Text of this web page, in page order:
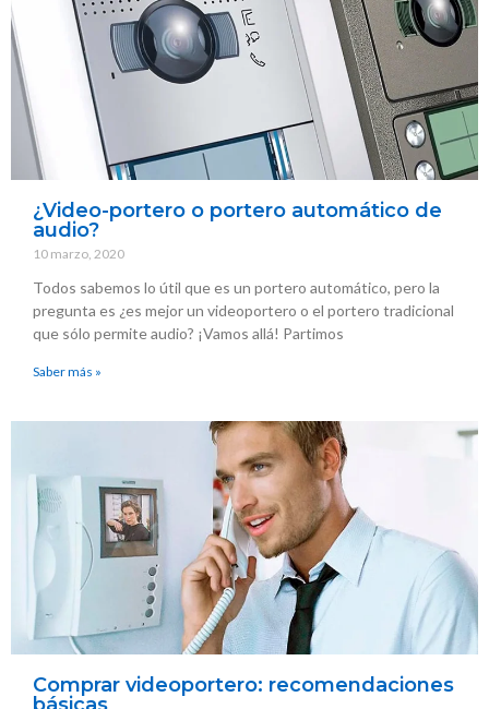
¿Video-portero o portero automático de
audio?
10 marzo, 2020
Todos sabemos lo útil que es un portero automático, pero la
pregunta es ¿es mejor un videoportero o el portero tradicional
que sólo permite audio? ¡Vamos allá! Partimos
Saber más »
Comprar videoportero: recomendaciones